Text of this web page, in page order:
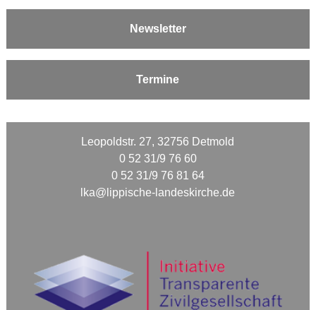
Newsletter
Termine
Leopoldstr. 27, 32756 Detmold
0 52 31/9 76 60
0 52 31/9 76 81 64
lka@lippische-landeskirche.de